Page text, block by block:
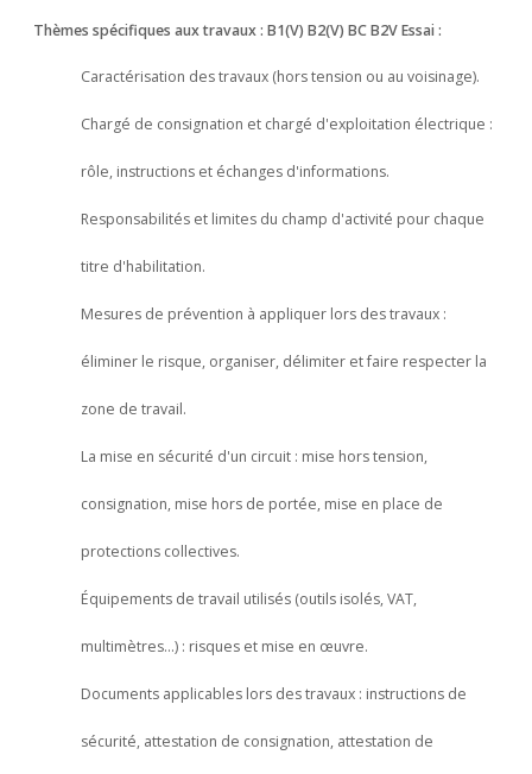
Thèmes spécifiques aux travaux : B1(V) B2(V) BC B2V Essai :
Caractérisation des travaux (hors tension ou au voisinage).
Chargé de consignation et chargé d'exploitation électrique :
rôle, instructions et échanges d'informations.
Responsabilités et limites du champ d'activité pour chaque
titre d'habilitation.
Mesures de prévention à appliquer lors des travaux :
éliminer le risque, organiser, délimiter et faire respecter la
zone de travail.
La mise en sécurité d'un circuit : mise hors tension,
consignation, mise hors de portée, mise en place de
protections collectives.
Équipements de travail utilisés (outils isolés, VAT,
multimètres…) : risques et mise en œuvre.
Documents applicables lors des travaux : instructions de
sécurité, attestation de consignation, attestation de